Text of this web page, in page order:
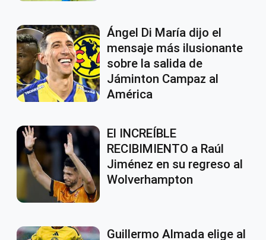
Ángel Di María dijo el
mensaje más ilusionante
sobre la salida de
Jáminton Campaz al
América
El INCREÍBLE
RECIBIMIENTO a Raúl
Jiménez en su regreso al
Wolverhampton
Guillermo Almada elige al